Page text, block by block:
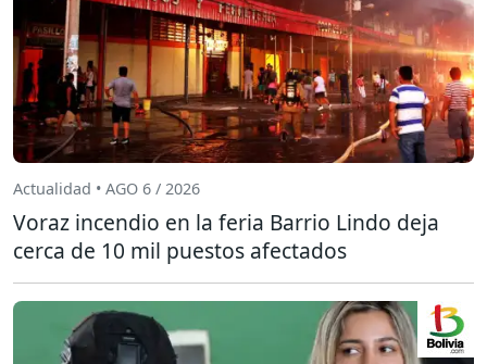
Actualidad • AGO 6 / 2026
Voraz incendio en la feria Barrio Lindo deja
cerca de 10 mil puestos afectados